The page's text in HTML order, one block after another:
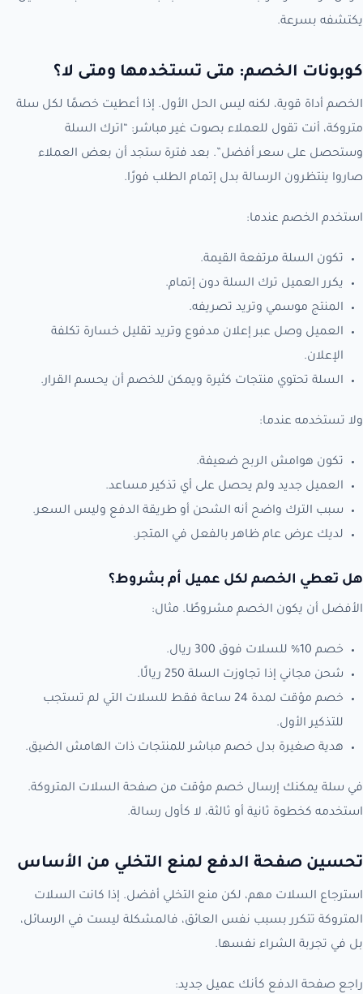
يكتشفه بسرعة.
كوبونات الخصم: متى تستخدمها ومتى لا؟
الخصم أداة قوية، لكنه ليس الحل الأول. إذا أعطيت خصمًا لكل سلة
متروكة، أنت تقول للعملاء بصوت غير مباشر: “اترك السلة
وستحصل على سعر أفضل”. بعد فترة ستجد أن بعض العملاء
صاروا ينتظرون الرسالة بدل إتمام الطلب فورًا.
استخدم الخصم عندما:
تكون السلة مرتفعة القيمة.
يكرر العميل ترك السلة دون إتمام.
المنتج موسمي وتريد تصريفه.
العميل وصل عبر إعلان مدفوع وتريد تقليل خسارة تكلفة
الإعلان.
السلة تحتوي منتجات كثيرة ويمكن للخصم أن يحسم القرار.
ولا تستخدمه عندما:
تكون هوامش الربح ضعيفة.
العميل جديد ولم يحصل على أي تذكير مساعد.
سبب الترك واضح أنه الشحن أو طريقة الدفع وليس السعر.
لديك عرض عام ظاهر بالفعل في المتجر.
هل تعطي الخصم لكل عميل أم بشروط؟
الأفضل أن يكون الخصم مشروطًا. مثال:
خصم 10% للسلات فوق 300 ريال.
شحن مجاني إذا تجاوزت السلة 250 ريالًا.
خصم مؤقت لمدة 24 ساعة فقط للسلات التي لم تستجب
للتذكير الأول.
هدية صغيرة بدل خصم مباشر للمنتجات ذات الهامش الضيق.
في سلة يمكنك إرسال خصم مؤقت من صفحة السلات المتروكة.
استخدمه كخطوة ثانية أو ثالثة، لا كأول رسالة.
تحسين صفحة الدفع لمنع التخلي من الأساس
استرجاع السلات مهم، لكن منع التخلي أفضل. إذا كانت السلات
المتروكة تتكرر بسبب نفس العائق، فالمشكلة ليست في الرسائل،
بل في تجربة الشراء نفسها.
راجع صفحة الدفع كأنك عميل جديد: